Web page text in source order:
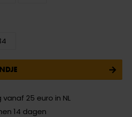
25 euro in NL
14 dagen